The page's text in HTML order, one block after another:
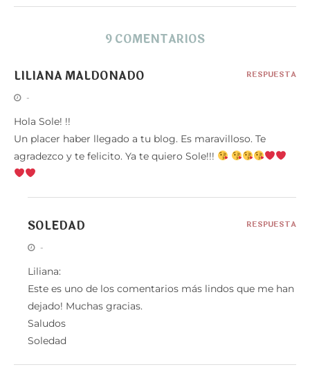
9 COMENTARIOS
LILIANA MALDONADO
-
Hola Sole! !!
Un placer haber llegado a tu blog. Es maravilloso. Te
agradezco y te felicito. Ya te quiero Sole!!!
RESPUESTA
SOLEDAD
-
Liliana:
Este es uno de los comentarios más lindos que me han
dejado! Muchas gracias.
Saludos
Soledad
RESPUESTA